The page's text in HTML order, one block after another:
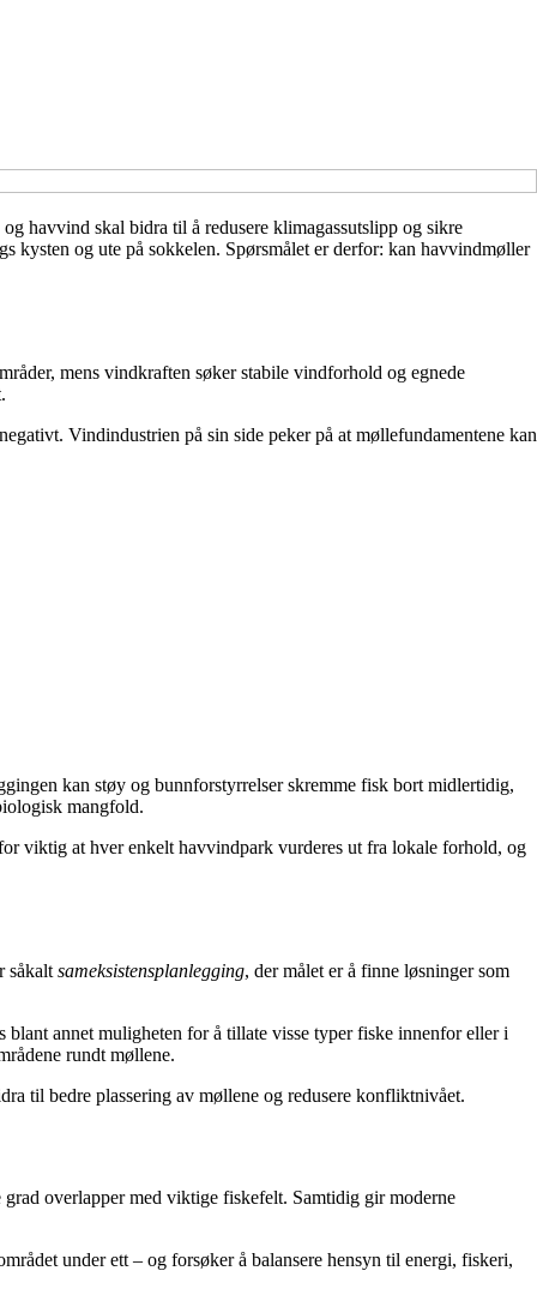
havvind skal bidra til å redusere klimagassutslipp og sikre
kysten og ute på sokkelen. Spørsmålet er derfor: kan havvindmøller
mens vindkraften søker stabile vindforhold og egnede
Vindindustrien på sin side peker på at møllefundamentene kan
kan støy og bunnforstyrrelser skremme fisk bort midlertidig,
mangfold.
viktig at hver enkelt havvindpark vurderes ut fra lokale forhold, og
såkalt sameksistensplanlegging, der målet er å finne løsninger som
annet muligheten for å tillate visse typer fiske innenfor eller i
rundt møllene.
til bedre plassering av møllene og redusere konfliktnivået.
overlapper med viktige fiskefelt. Samtidig gir moderne
under ett – og forsøker å balansere hensyn til energi, fiskeri,